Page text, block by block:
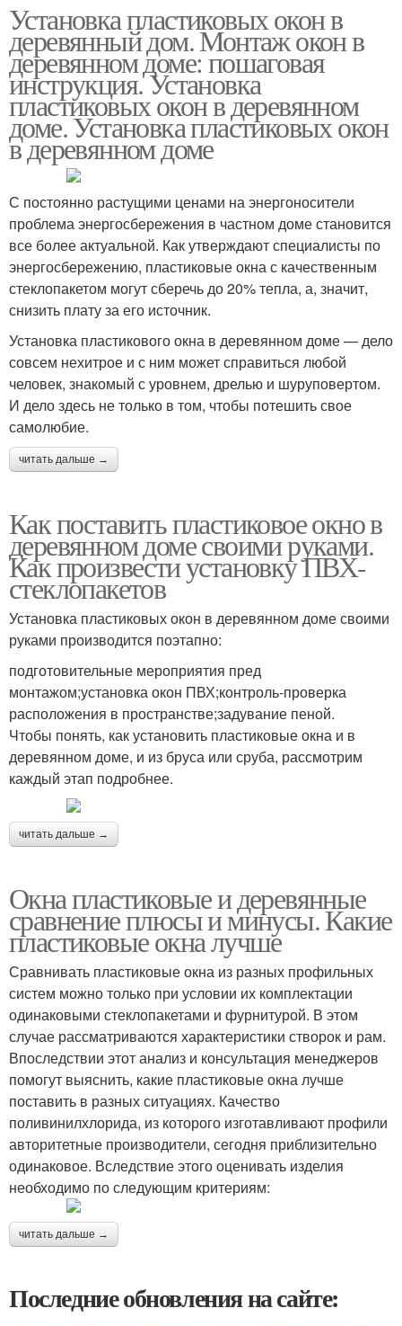
Установка пластиковых окон в
деревянный дом. Монтаж окон в
деревянном доме: пошаговая
инструкция. Установка
пластиковых окон в деревянном
доме. Установка пластиковых окон
в деревянном доме
С постоянно растущими ценами на энергоносители
проблема энергосбережения в частном доме становится
все более актуальной. Как утверждают специалисты по
энергосбережению, пластиковые окна с качественным
стеклопакетом могут сберечь до 20% тепла, а, значит,
снизить плату за его источник.
Установка пластикового окна в деревянном доме — дело
совсем нехитрое и с ним может справиться любой
человек, знакомый с уровнем, дрелью и шуруповертом.
И дело здесь не только в том, чтобы потешить свое
самолюбие.
читать дальше →
Как поставить пластиковое окно в
деревянном доме своими руками.
Как произвести установку ПВХ-
стеклопакетов
Установка пластиковых окон в деревянном доме своими
руками производится поэтапно:
подготовительные мероприятия пред
монтажом;установка окон ПВХ;контроль-проверка
расположения в пространстве;задувание пеной.
Чтобы понять, как установить пластиковые окна и в
деревянном доме, и из бруса или сруба, рассмотрим
каждый этап подробнее.
читать дальше →
Окна пластиковые и деревянные
сравнение плюсы и минусы. Какие
пластиковые окна лучше
Сравнивать пластиковые окна из разных профильных
систем можно только при условии их комплектации
одинаковыми стеклопакетами и фурнитурой. В этом
случае рассматриваются характеристики створок и рам.
Впоследствии этот анализ и консультация менеджеров
помогут выяснить, какие пластиковые окна лучше
поставить в разных ситуациях. Качество
поливинилхлорида, из которого изготавливают профили
авторитетные производители, сегодня приблизительно
одинаковое. Вследствие этого оценивать изделия
необходимо по следующим критериям:
читать дальше →
Последние обновления на сайте: